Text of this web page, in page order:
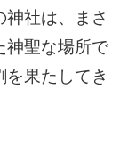
社は、まさ
神聖な場所で
果たしてき